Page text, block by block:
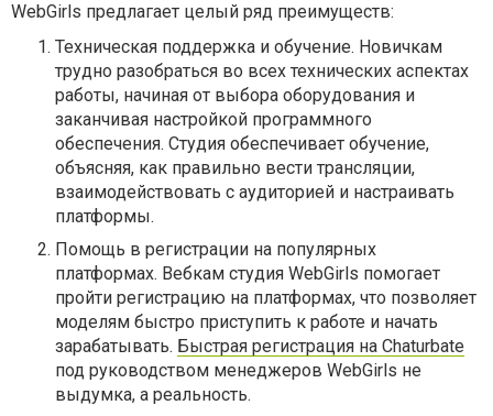
WebGirls предлагает целый ряд преимуществ:
Техническая поддержка и обучение. Новичкам
трудно разобраться во всех технических аспектах
работы, начиная от выбора оборудования и
заканчивая настройкой программного
обеспечения. Студия обеспечивает обучение,
объясняя, как правильно вести трансляции,
взаимодействовать с аудиторией и настраивать
платформы.
Помощь в регистрации на популярных
платформах. Вебкам студия WebGirls помогает
пройти регистрацию на платформах, что позволяет
моделям быстро приступить к работе и начать
зарабатывать. Быстрая регистрация на Сhaturbate
под руководством менеджеров WebGirls не
выдумка, а реальность.